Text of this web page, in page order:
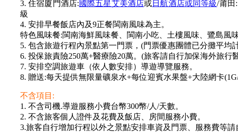
3. 住宿廈門酒店:國際五星艾美酒店或日航酒店或同等級/莆田
級
4. 安排早餐飯店內及9正餐閩南風味為主。
特色風味餐:閩南海鮮風味餐、閩南小吃、土樓風味、鷺島風
5. 包含旅遊行程內景點第一門票，(門票優惠團體已分攤平均
6. 投保旅責險250萬+醫療險20萬。(旅客請自行加保海外旅行
7. 安排空調旅遊車（依人數安排）導遊導覽服務。
8. 贈送:每天提供無限量礦泉水+每位迎賓水果盤+大陸網卡(1G/
不含項目:
1. 不含司機.導遊服務小費台幣300幣/人/天數。
2. 不含旅客個人證件及花費及飯店、房間服務小費。
3.旅客自行增加行程以外之景點安排車資及門票、服務費等請